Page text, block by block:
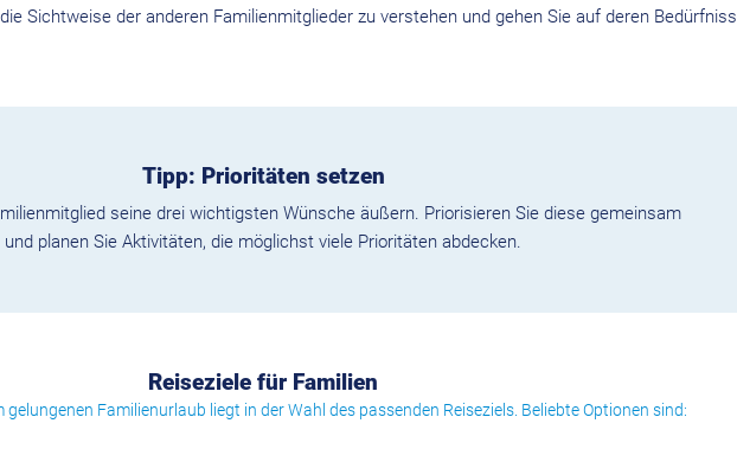
Sichtweise der anderen Familienmitglieder zu verstehen und gehen Sie auf deren
Tipp: Prioritäten setzen
seine drei wichtigsten Wünsche äußern. Priorisieren Sie diese gemeinsam
und planen Sie Aktivitäten, die möglichst viele Prioritäten abdecken.
Reiseziele für Familien
gelungenen Familienurlaub liegt in der Wahl des passenden Reiseziels. Beliebte Optionen sind: